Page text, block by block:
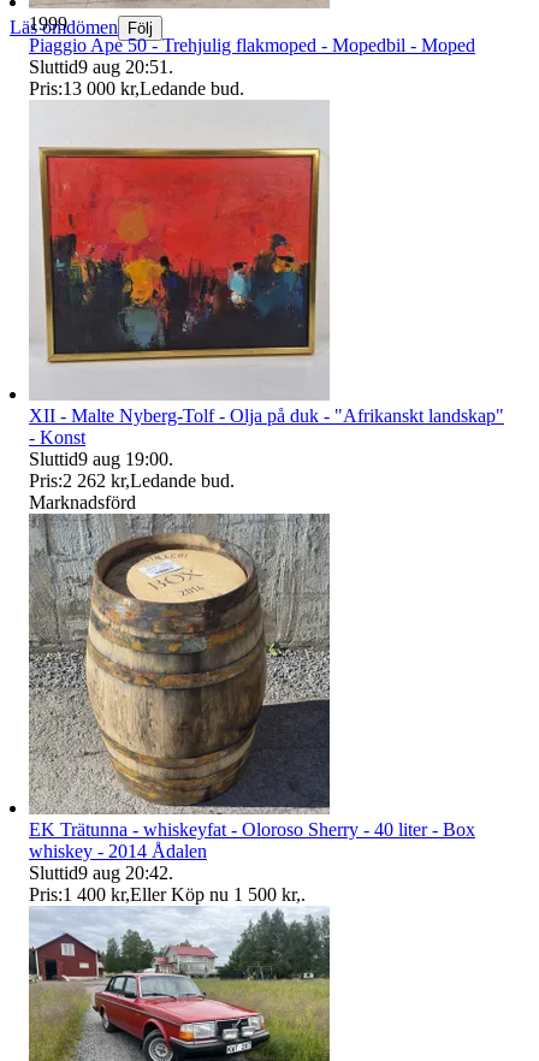
Läs omdömen Följ
1999
Piaggio Ape 50 - Trehjulig flakmoped - Mopedbil - Moped
Sluttid9 aug 20:51 .
Pris:13 000 kr,Ledande bud.
XII - Malte Nyberg-Tolf - Olja på duk - "Afrikanskt landskap"
- Konst
Sluttid9 aug 19:00.
Pris:2 262 kr,Ledande bud.
Marknadsförd
EK Trätunna - whiskeyfat - Oloroso Sherry - 40 liter - Box
whiskey - 2014 Ådalen
Sluttid9 aug 20:42.
Pris:1 400 kr,Eller Köp nu 1 500 kr,.